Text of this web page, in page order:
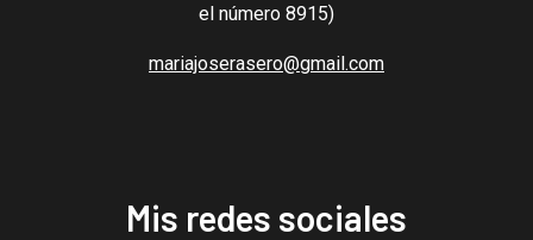
el número 8915)
mariajoserasero@gmail.com
Mis redes sociales